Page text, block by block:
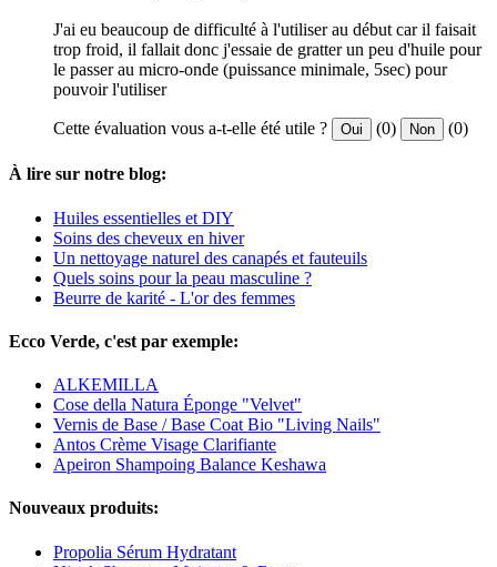
J'ai eu beaucoup de difficulté à l'utiliser au début car il faisait
trop froid, il fallait donc j'essaie de gratter un peu d'huile pour
le passer au micro-onde (puissance minimale, 5sec) pour
pouvoir l'utiliser
Cette évaluation vous a-t-elle été utile ? Oui (0) Non (0)
À lire sur notre blog:
Huiles essentielles et DIY
Soins des cheveux en hiver
Un nettoyage naturel des canapés et fauteuils
Quels soins pour la peau masculine ?
Beurre de karité - L'or des femmes
Ecco Verde, c'est par exemple:
ALKEMILLA
Cose della Natura Éponge "Velvet"
Vernis de Base / Base Coat Bio "Living Nails"
Antos Crème Visage Clarifiante
Apeiron Shampoing Balance Keshawa
Nouveaux produits:
Propolia Sérum Hydratant